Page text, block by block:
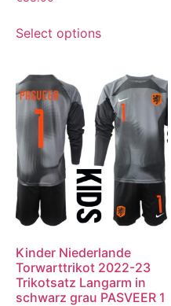
Select options
Kinder Niederlande
Torwarttrikot 2022-23
Trikotsatz Langarm in
schwarz grau PASVEER 1